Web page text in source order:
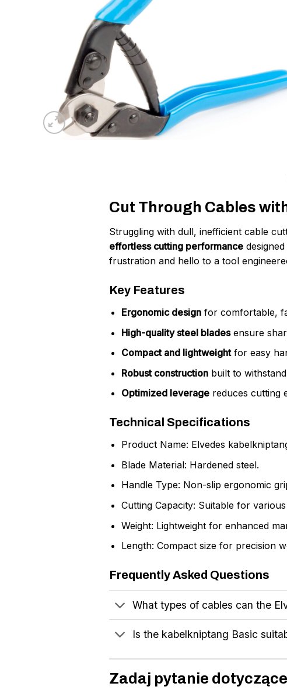
Cut Through Cables
Struggling with dull, inefficient cable
effortless cutting performance
frustration and hello to a tool
Key Features
Ergonomic designfor comfortable,
High-quality steel bladesensure
Compact and lightweightfor easy
Robust constructionbuilt to
Optimized leveragereduces cutting
Technical Specifications
Product Name: Elvedes
Blade Material: Hardened steel.
Handle Type: Non-slip ergonomic
Cutting Capacity: Suitable for
Weight: Lightweight for enhanced
Length: Compact size for precision
Frequently Asked Questions
What types of cables can the
Is the kabelkniptang Basic
Zadaj pytanie